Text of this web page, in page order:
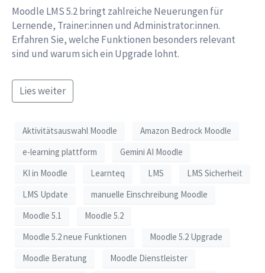
Moodle LMS 5.2 bringt zahlreiche Neuerungen für
Lernende, Trainer:innen und Administrator:innen.
Erfahren Sie, welche Funktionen besonders relevant
sind und warum sich ein Upgrade lohnt.
Lies weiter
Aktivitätsauswahl Moodle
Amazon Bedrock Moodle
e-learning plattform
Gemini AI Moodle
KI in Moodle
Learnteq LMS
LMS Sicherheit
LMS Update
manuelle Einschreibung Moodle
Moodle 5.1
Moodle 5.2
Moodle 5.2 neue Funktionen
Moodle 5.2 Upgrade
Moodle Beratung
Moodle Dienstleister